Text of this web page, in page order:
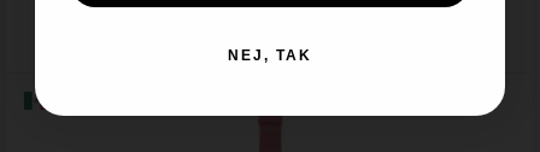
L. A. Cetto - Baja Californien
NEJ, TAK